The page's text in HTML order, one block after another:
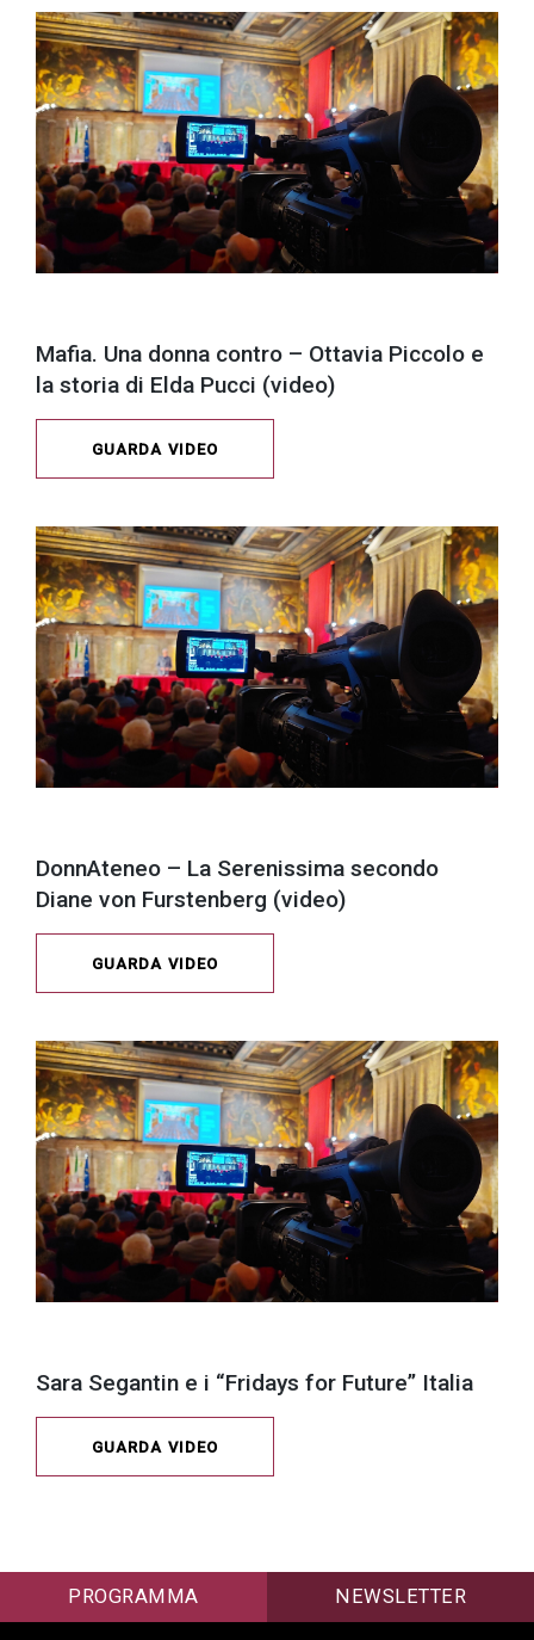
Mafia. Una donna contro – Ottavia Piccolo e
la storia di Elda Pucci (video)
GUARDA VIDEO
DonnAteneo – La Serenissima secondo
Diane von Furstenberg (video)
GUARDA VIDEO
Sara Segantin e i “Fridays for Future” Italia
GUARDA VIDEO
PROGRAMMA NEWSLETTER